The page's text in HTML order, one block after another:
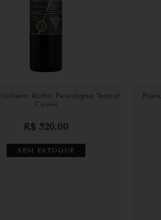
Rotto Paradigma Tannat
Cuvée
R$ 520,00
SEM ESTOQUE